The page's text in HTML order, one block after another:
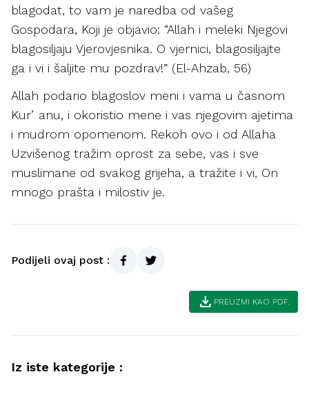
blagodat, to vam je naredba od vašeg
Gospodara, Koji je objavio: “Allah i meleki Njegovi
blagosiljaju Vjerovjesnika. O vjernici, blagosiljajte
ga i vi i šaljite mu pozdrav!” (El-Ahzab, 56)
Allah podario blagoslov meni i vama u časnom
Kurʼanu, i okoristio mene i vas njegovim ajetima
i mudrom opomenom. Rekoh ovo i od Allaha
Uzvišenog tražim oprost za sebe, vas i sve
muslimane od svakog grijeha, a tražite i vi, On
mnogo prašta i milostiv je.
Podijeli ovaj post :
download PREUZMI KAO PDF.
Iz iste kategorije :